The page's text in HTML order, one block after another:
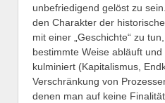
unbefriedigend gelöst zu
den Charakter der
mit einer „Geschichte“ zu
bestimmte Weise abläuft
kulminiert (Kapitalismus,
Verschränkung von
denen man auf keine